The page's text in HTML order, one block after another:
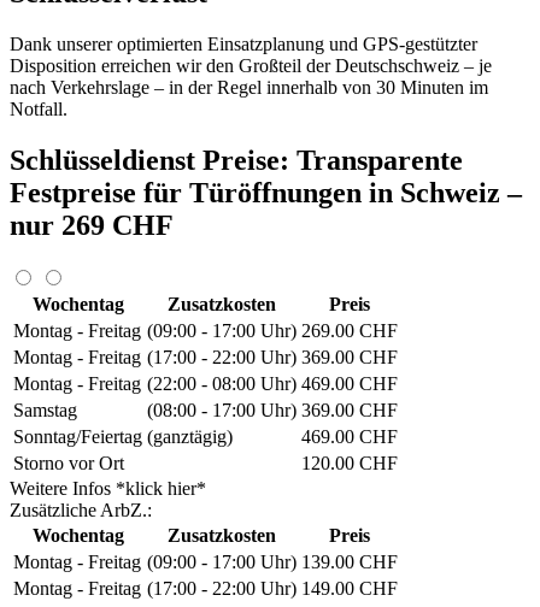
Dank unserer optimierten Einsatzplanung und GPS-gestützter
Disposition erreichen wir den Großteil der Deutschschweiz – je
nach Verkehrslage – in der Regel innerhalb von 30 Minuten im
Notfall.
Schlüsseldienst Preise: Transparente
Festpreise für Türöffnungen in Schweiz –
nur 269 CHF
Wochentag Zusatzkosten
Preis
Montag - Freitag (09:00 - 17:00 Uhr) 269.00 CHF
Montag - Freitag (17:00 - 22:00 Uhr) 369.00 CHF
Montag - Freitag (22:00 - 08:00 Uhr) 469.00 CHF
Samstag
(08:00 - 17:00 Uhr) 369.00 CHF
Sonntag/Feiertag (ganztägig)
469.00 CHF
Storno vor Ort
120.00 CHF
Weitere Infos *klick hier*
Zusätzliche ArbZ.:
Wochentag
Zusatzkosten
Preis
Montag - Freitag (09:00 - 17:00 Uhr) 139.00 CHF
Montag - Freitag (17:00 - 22:00 Uhr) 149.00 CHF